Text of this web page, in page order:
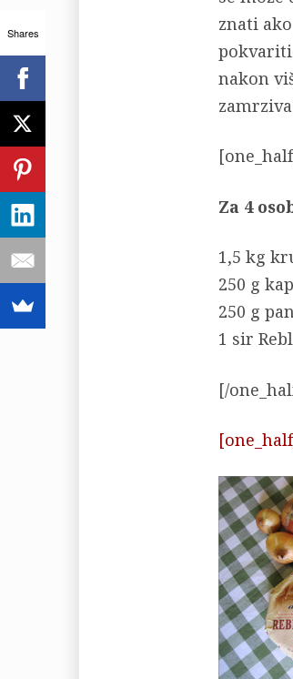
znati
pokvariti
nakon
Za 4
1,5 kg
250 g
250 g
1 sir
[/
Shares